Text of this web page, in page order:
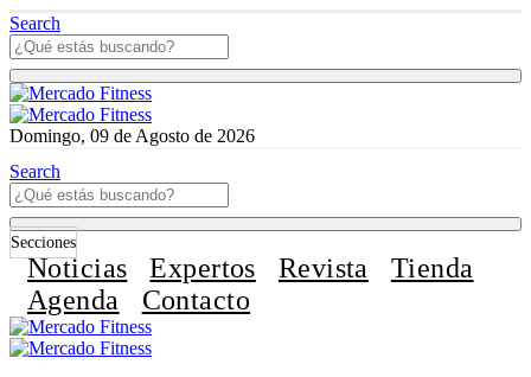
Search
Domingo, 09 de Agosto de 2026
Search
Secciones
Noticias Expertos Revista
Tienda
Agenda
Contacto